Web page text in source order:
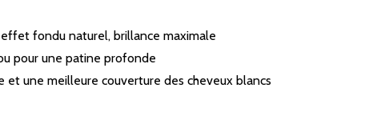
fondu naturel, brillance maximale
pour une patine profonde
et une meilleure couverture des cheveux blancs